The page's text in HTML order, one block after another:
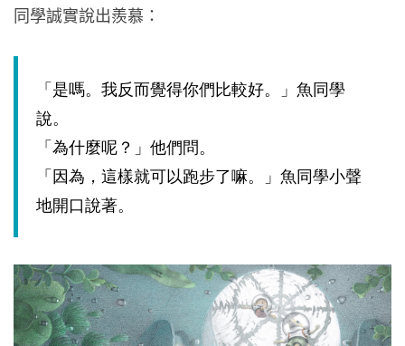
同學誠實說出羨慕：
「是嗎。我反而覺得你們比較好。」魚同學
說。
「為什麼呢？」他們問。
「因為，這樣就可以跑步了嘛。」魚同學小聲
地開口說著。